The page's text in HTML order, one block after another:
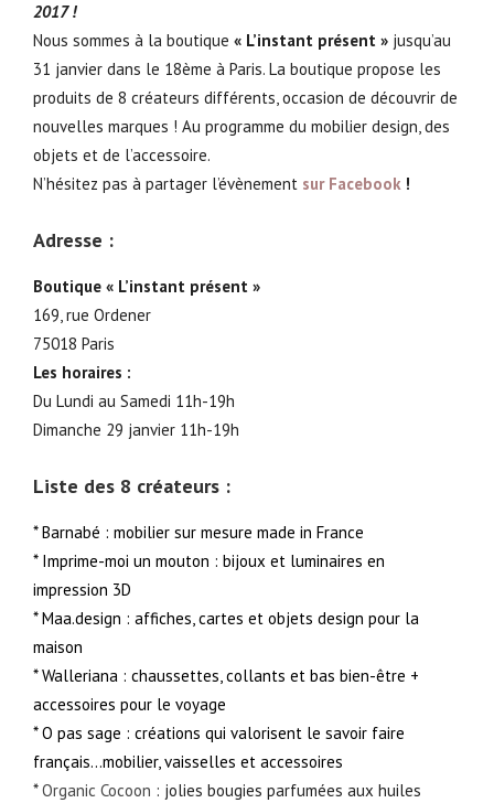
2017 !
Nous sommes à la boutique « L’instant présent » jusqu’au
31 janvier dans le 18ème à Paris. La boutique propose les
produits de 8 créateurs différents, occasion de découvrir de
nouvelles marques ! Au programme du mobilier design, des
objets et de l’accessoire.
N’hésitez pas à partager l’évènement sur Facebook !
Adresse :
Boutique « L’instant présent »
169, rue Ordener
75018 Paris
Les horaires :
Du Lundi au Samedi 11h-19h
Dimanche 29 janvier 11h-19h
Liste des 8 créateurs :
*Barnabé : mobilier sur mesure made in France
* Imprime-moi un mouton : bijoux et luminaires en
impression 3D
*Maa.design : affiches, cartes et objets design pour la
maison
*Walleriana : chaussettes, collants et bas bien-être +
accessoires pour le voyage
*O pas sage : créations qui valorisent le savoir faire
français…mobilier, vaisselles et accessoires
*Organic Cocoon : jolies bougies parfumées aux huiles